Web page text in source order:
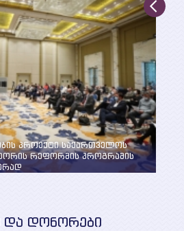
პროექტი საქართველოს
რეფორმის პროგრამის
ᲓᲐ ᲓᲝᲜᲝᲠᲔᲑᲘ